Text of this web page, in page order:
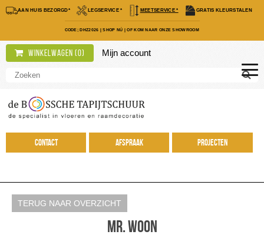
AAN HUIS BEZORGD* LEGSERVICE * MEETSERVICE * GRATIS KLEURSTALEN
CODE; DHZ2026 |SHOP NÚ |OF KOM NAAR ONZE SHOWROOM
Winkelwagen (0) Mijn account
Contact Afspraak Projecten
TERUG NAAR OVERZICHT
Mr. Woon